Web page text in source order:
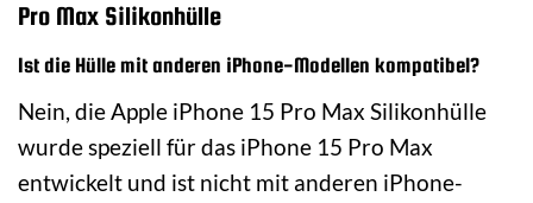
Pro Max Silikonhülle
Ist die Hülle mit anderen iPhone-Modellen kompatibel?
Nein, die Apple iPhone 15 Pro Max Silikonhülle
wurde speziell für das iPhone 15 Pro Max
entwickelt und ist nicht mit anderen iPhone-